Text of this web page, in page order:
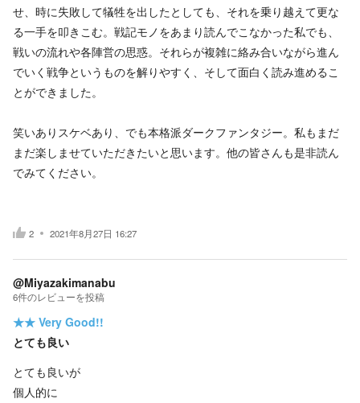
せ、時に失敗して犠牲を出したとしても、それを乗り越えて更な
る一手を叩きこむ。戦記モノをあまり読んでこなかった私でも、
戦いの流れや各陣営の思惑。それらが複雑に絡み合いながら進ん
でいく戦争というものを解りやすく、そして面白く読み進めるこ
とができました。
笑いありスケベあり、でも本格派ダークファンタジー。私もまだ
まだ楽しませていただきたいと思います。他の皆さんも是非読ん
でみてください。
2 2021年8月27日 16:27
@Miyazakimanabu
6件のレビューを投稿
★★ Very Good!!
とても良い
とても良いが
個人的に